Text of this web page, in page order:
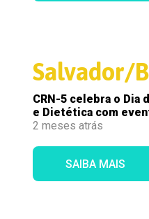
Salvador/
CRN-5 celebra o Dia
e Dietética com
2 meses atrás
SAIBA MAIS